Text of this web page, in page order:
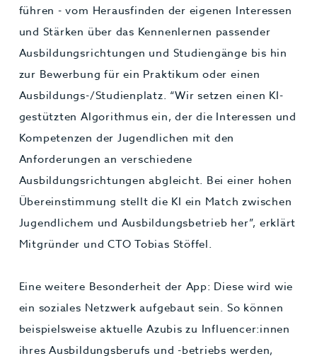
führen - vom Herausfinden der eigenen Interessen
und Stärken über das Kennenlernen passender
Ausbildungsrichtungen und Studiengänge bis hin
zur Bewerbung für ein Praktikum oder einen
Ausbildungs-/Studienplatz. “Wir setzen einen KI-
gestützten Algorithmus ein, der die Interessen und
Kompetenzen der Jugendlichen mit den
Anforderungen an verschiedene
Ausbildungsrichtungen abgleicht. Bei einer hohen
Übereinstimmung stellt die KI ein Match zwischen
Jugendlichem und Ausbildungsbetrieb her”, erklärt
Mitgründer und CTO Tobias Stöffel.
Eine weitere Besonderheit der App: Diese wird wie
ein soziales Netzwerk aufgebaut sein. So können
beispielsweise aktuelle Azubis zu Influencer:innen
ihres Ausbildungsberufs und -betriebs werden,